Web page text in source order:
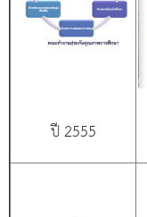
ปี 2555